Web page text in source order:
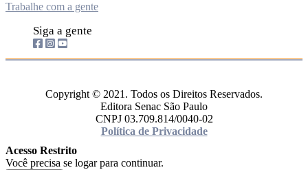
Trabalhe com a gente
Siga a gente
Copyright © 2021. Todos os Direitos Reservados.
Editora Senac São Paulo
CNPJ 03.709.814/0040-02
Política de Privacidade
Acesso Restrito
Você precisa se logar para continuar.